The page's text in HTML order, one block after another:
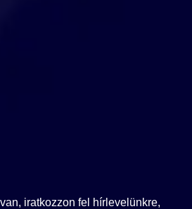
iratkozzon fel hírlevelünkre,